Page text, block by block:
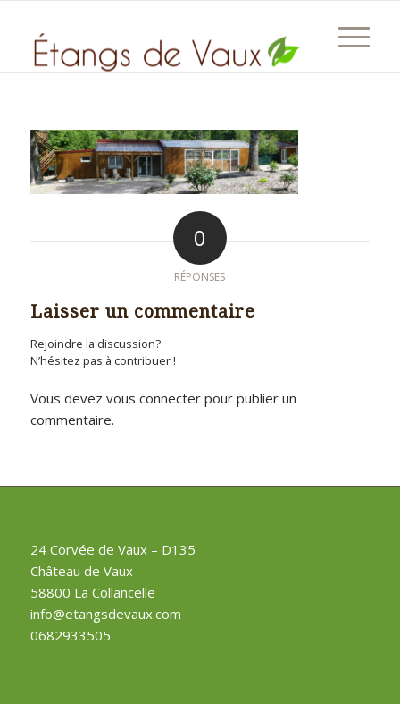
0
RÉPONSES
Laisser un commentaire
Rejoindre la discussion?
N’hésitez pas à contribuer !
Vous devez vous connecterpour publier un
commentaire.
24 Corvée de Vaux – D135
Château de Vaux
58800 La Collancelle
info@etangsdevaux.com
0682933505